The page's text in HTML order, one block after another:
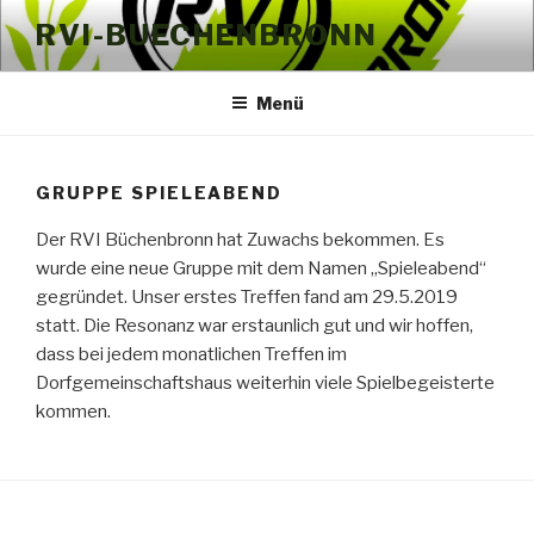
Zum
Inhalt
springen
RVI-BUECHENBRONN
Menü
GRUPPE SPIELEABEND
Der RVI Büchenbronn hat Zuwachs bekommen. Es
wurde eine neue Gruppe mit dem Namen „Spieleabend“
gegründet. Unser erstes Treffen fand am 29.5.2019
statt. Die Resonanz war erstaunlich gut und wir hoffen,
dass bei jedem monatlichen Treffen im
Dorfgemeinschaftshaus weiterhin viele Spielbegeisterte
kommen.